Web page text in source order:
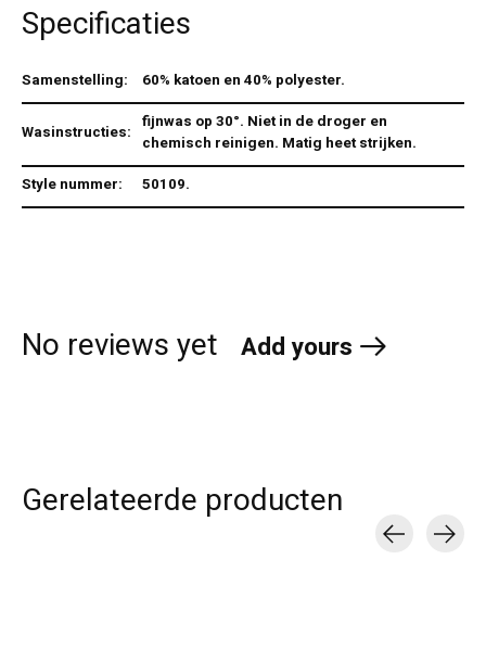
Specificaties
Samenstelling: 60% katoen en 40% polyester.
Wasinstructies: fijnwas op 30°. Niet in de droger en
chemisch reinigen. Matig heet strijken.
Style nummer:
50109.
No reviews yet Add yours
Gerelateerde producten